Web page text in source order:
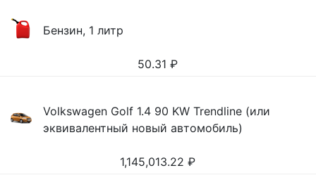
Бензин, 1 литр
50.31 ₽
Volkswagen Golf 1.4 90 KW Trendline (или
эквивалентный новый автомобиль)
1,145,013.22 ₽